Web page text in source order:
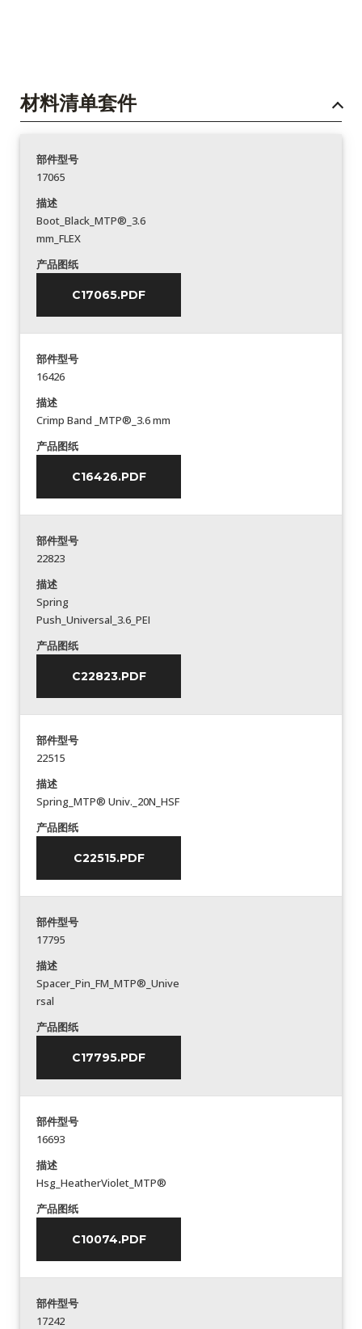
材料清单套件
部件型号
17065
描述
Boot_Black_MTP®_3.6
mm_FLEX
产品图纸
C17065.PDF
部件型号
16426
描述
Crimp Band _MTP®_3.6 mm
产品图纸
C16426.PDF
部件型号
22823
描述
Spring
Push_Universal_3.6_PEI
产品图纸
C22823.PDF
部件型号
22515
描述
Spring_MTP® Univ._20N_HSF
产品图纸
C22515.PDF
部件型号
17795
描述
Spacer_Pin_FM_MTP®_Unive
rsal
产品图纸
C17795.PDF
部件型号
16693
描述
Hsg_HeatherViolet_MTP®
产品图纸
C10074.PDF
部件型号
17242